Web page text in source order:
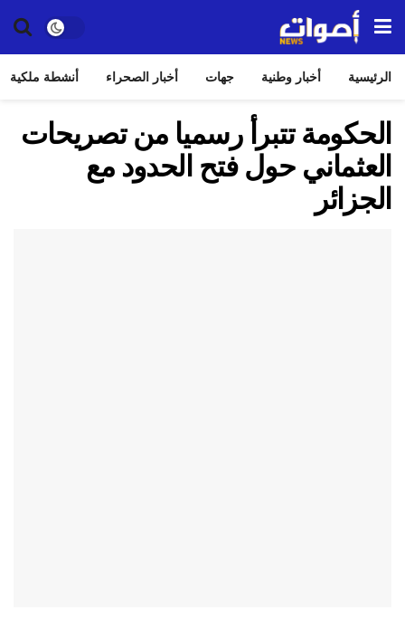
الرئيسية أخبار وطنية جهات أخبار الصحراء أنشطة ملكية
الحكومة تتبرأ رسميا من تصريحات
العثماني حول فتح الحدود مع
الجزائر